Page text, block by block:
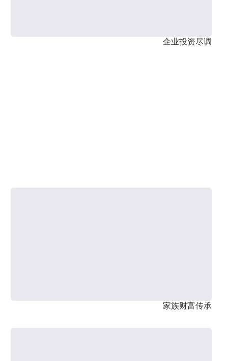
企业投资尽调
家族财富传承